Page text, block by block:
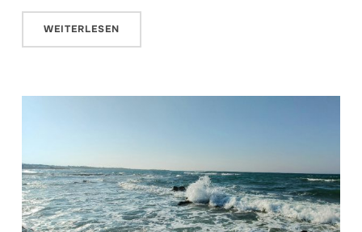
WEITERLESEN